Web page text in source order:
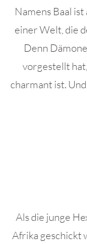
Namens Baal
einer Welt, die
Denn
vorgestellt
charmant ist.
Als die junge
Afrika geschickt